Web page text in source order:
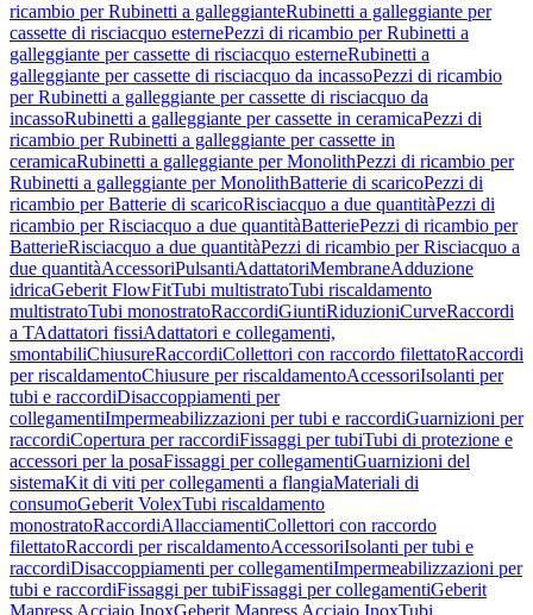
ricambio per Rubinetti a galleggianteRubinetti a galleggiante per
cassette di risciacquo esternePezzi di ricambio per Rubinetti a
galleggiante per cassette di risciacquo esterneRubinetti a
galleggiante per cassette di risciacquo da incassoPezzi di ricambio
per Rubinetti a galleggiante per cassette di risciacquo da
incassoRubinetti a galleggiante per cassette in ceramicaPezzi di
ricambio per Rubinetti a galleggiante per cassette in
ceramicaRubinetti a galleggiante per MonolithPezzi di ricambio per
Rubinetti a galleggiante per MonolithBatterie di scaricoPezzi di
ricambio per Batterie di scaricoRisciacquo a due quantitàPezzi di
ricambio per Risciacquo a due quantitàBatteriePezzi di ricambio per
BatterieRisciacquo a due quantitàPezzi di ricambio per Risciacquo a
due quantitàAccessoriPulsantiAdattatoriMembraneAdduzione
idricaGeberit FlowFitTubi multistratoTubi riscaldamento
multistratoTubi monostratoRaccordiGiuntiRiduzioniCurveRaccordi
a TAdattatori fissiAdattatori e collegamenti,
smontabiliChiusureRaccordiCollettori con raccordo filettatoRaccordi
per riscaldamentoChiusure per riscaldamentoAccessoriIsolanti per
tubi e raccordiDisaccoppiamenti per
collegamentiImpermeabilizzazioni per tubi e raccordiGuarnizioni per
raccordiCopertura per raccordiFissaggi per tubiTubi di protezione e
accessori per la posaFissaggi per collegamentiGuarnizioni del
sistemaKit di viti per collegamenti a flangiaMateriali di
consumoGeberit VolexTubi riscaldamento
monostratoRaccordiAllacciamentiCollettori con raccordo
filettatoRaccordi per riscaldamentoAccessoriIsolanti per tubi e
raccordiDisaccoppiamenti per collegamentiImpermeabilizzazioni per
tubi e raccordiFissaggi per tubiFissaggi per collegamentiGeberit
Mapress Acciaio InoxGeberit Mapress Acciaio InoxTubi